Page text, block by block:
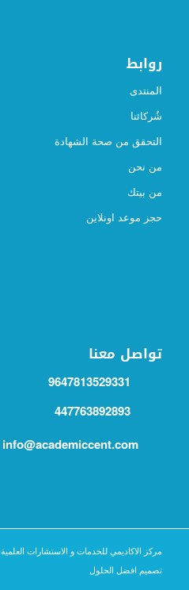
روابط
المنتدى
شُركائنا
التحقق من صحة الشهادة
من نحن
من بيتك
حجز موعد اونلاين
تواصل معنا
9647813529331
447763892893
info@academiccent.com
مركز الاكاديمي للخدمات و الاستشارات العلمية
تصميم افضل الحلول